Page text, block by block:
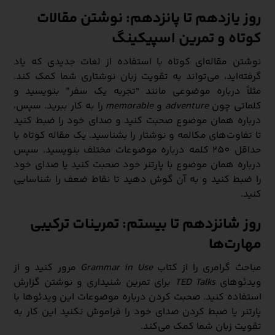
روز یازدهم تا پانزدهم: نوشتن مقالات
کوتاه و تمرین اسپیکینگ
نوشتن مقاله‌ای کوتاه با استفاده از لغات جدیدی که یاد
گرفته‌اید، می‌تواند به تقویت زبان نوشتاری شما کمک کند.
مثلاً درباره موضوعی مانند “تجربه یک سفر” بنویسید و
کلماتی چونadventure وmemorable را به کار ببرید. سپس،
درباره همان موضوع صحبت کنید و صدای خود را ضبط کنید
تا تفاوت‌های مکالمه و نوشتار را بشناسید. یک مقاله کوتاه با
حداقل 250 کلمه درباره موضوعات مختلف بنویسید. سپس
درباره همان موضوع با پارتنر خود صحبت کنید یا صدای خود
را ضبط کنید و به آن گوش دهید تا نقاط ضعف را شناسایی
کنید.
روز شانزدهم تا بیستم: تمرینات ترکیبی
مهارت‌ها
مباحث گرامری را از کتابGrammar in Use مرور کنید و از
ویدئوهای TED Talks برای تمرین شنیداری و نوشتن گزارش
استفاده کنید. صحبت کردن درباره موضوعات این ویدئوها با
پارتنر یا ضبط کردن صدای خود را فراموش نکنید این کار به
تقویت زبان شما کمک می‌کند.